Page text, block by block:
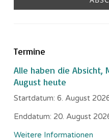
Termine
Alle haben die Absicht,
August heute
Startdatum: 6. August
Enddatum: 20. August
Weitere Informationen